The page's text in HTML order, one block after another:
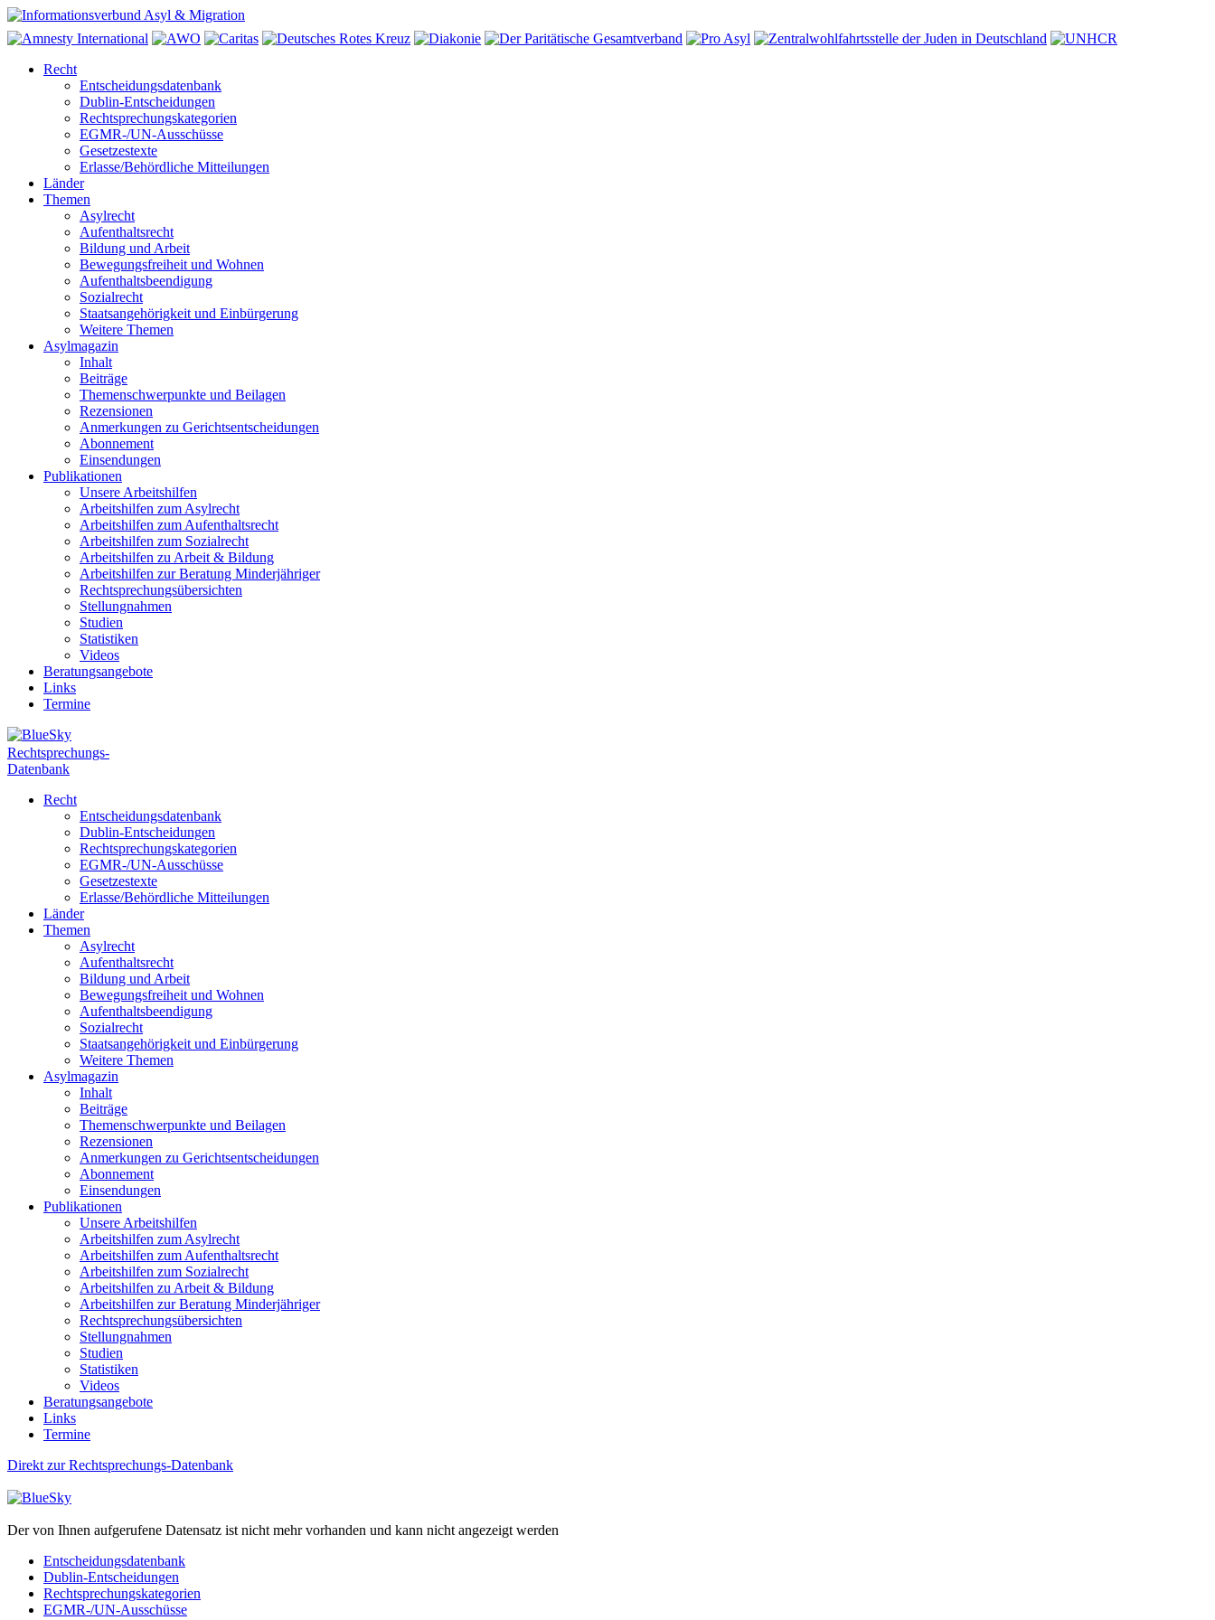
Recht
Entscheidungsdatenbank
Dublin-Entscheidungen
Rechtsprechungskategorien
EGMR-/UN-Ausschüsse
Gesetzestexte
Erlasse/Behördliche Mitteilungen
Länder
Themen
Asylrecht
Aufenthaltsrecht
Bildung und Arbeit
Bewegungsfreiheit und Wohnen
Aufenthaltsbeendigung
Sozialrecht
Staatsangehörigkeit und Einbürgerung
Weitere Themen
Asylmagazin
Inhalt
Beiträge
Themenschwerpunkte und Beilagen
Rezensionen
Anmerkungen zu Gerichtsentscheidungen
Abonnement
Einsendungen
Publikationen
Unsere Arbeitshilfen
Arbeitshilfen zum Asylrecht
Arbeitshilfen zum Aufenthaltsrecht
Arbeitshilfen zum Sozialrecht
Arbeitshilfen zu Arbeit & Bildung
Arbeitshilfen zur Beratung Minderjähriger
Rechtsprechungsübersichten
Stellungnahmen
Studien
Statistiken
Videos
Beratungsangebote
Links
Termine
Rechtsprechungs-
Datenbank
Recht
Entscheidungsdatenbank
Dublin-Entscheidungen
Rechtsprechungskategorien
EGMR-/UN-Ausschüsse
Gesetzestexte
Erlasse/Behördliche Mitteilungen
Länder
Themen
Asylrecht
Aufenthaltsrecht
Bildung und Arbeit
Bewegungsfreiheit und Wohnen
Aufenthaltsbeendigung
Sozialrecht
Staatsangehörigkeit und Einbürgerung
Weitere Themen
Asylmagazin
Inhalt
Beiträge
Themenschwerpunkte und Beilagen
Rezensionen
Anmerkungen zu Gerichtsentscheidungen
Abonnement
Einsendungen
Publikationen
Unsere Arbeitshilfen
Arbeitshilfen zum Asylrecht
Arbeitshilfen zum Aufenthaltsrecht
Arbeitshilfen zum Sozialrecht
Arbeitshilfen zu Arbeit & Bildung
Arbeitshilfen zur Beratung Minderjähriger
Rechtsprechungsübersichten
Stellungnahmen
Studien
Statistiken
Videos
Beratungsangebote
Links
Termine
Direkt zur Rechtsprechungs-Datenbank
Der von Ihnen aufgerufene Datensatz ist nicht mehr vorhanden und kann nicht angezeigt werden
Entscheidungsdatenbank
Dublin-Entscheidungen
Rechtsprechungskategorien
EGMR-/UN-Ausschüsse